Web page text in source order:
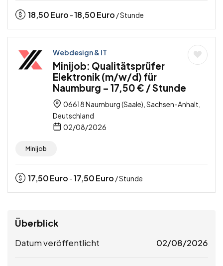
18,50Euro -18,50Euro / Stunde
Webdesign & IT
Minijob: Qualitätsprüfer
Elektronik (m/w/d) für
Naumburg – 17,50 € / Stunde
06618 Naumburg (Saale), Sachsen-Anhalt,
Deutschland
02/08/2026
Minijob
17,50Euro -17,50Euro / Stunde
Überblick
Datum veröffentlicht 02/08/2026